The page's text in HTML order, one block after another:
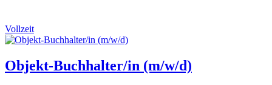
Vollzeit
Objekt-Buchhalter/in (m/w/d)